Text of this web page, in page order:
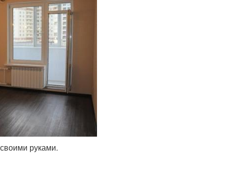
руками.